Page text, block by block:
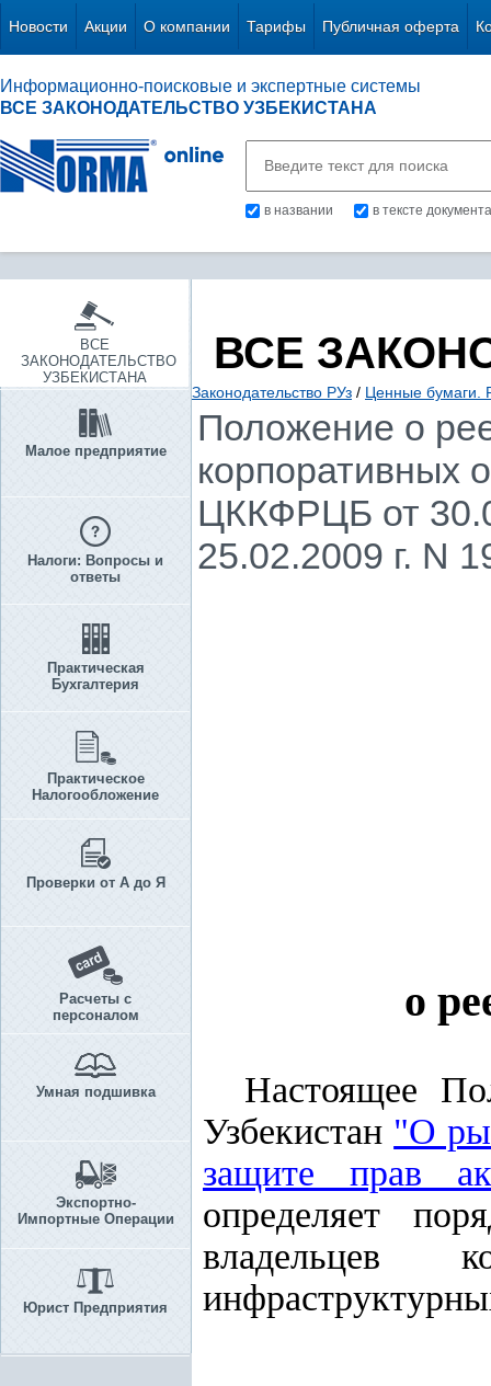
Новости Акции О компании Тарифы Публичная оферта
Информационно-поисковые и экспертные системы
ВСЕ ЗАКОНОДАТЕЛЬСТВО УЗБЕКИСТАНА
в названии в тексте документа
ВСЕ
ЗАКОНОДАТЕЛЬСТВО
УЗБЕКИСТАНА
Малое предприятие
Налоги: Вопросы и
ответы
Практическая
Бухгалтерия
Практическое
Налогообложение
Проверки от А до Я
Расчеты с
персоналом
Умная подшивка
Экспортно-
Импортные Операции
Юрист Предприятия
ВСЕ
Законодательство РУз / Ценные бумаги.
Положение о
корпоративных
ЦККФРЦБ от
25.02.2009 г. N
о
Настоящее
Узбекистан "О
защите прав
определяет
владельцев